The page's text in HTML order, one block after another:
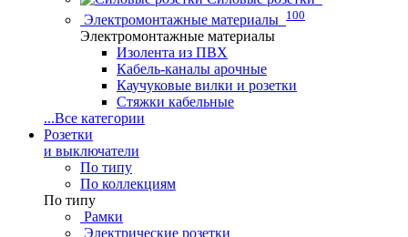
Электромонтажные материалы 100
Электромонтажные материалы
Изолента из ПВХ
Кабель-каналы арочные
Каучуковые вилки и розетки
Стяжки кабельные
...Все категории
Розетки
и выключатели
По типу
По коллекциям
По типу
Рамки
Электрические розетки